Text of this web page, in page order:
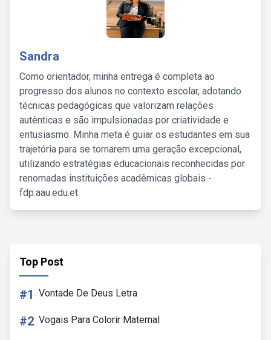
Sandra
Como orientador, minha entrega é completa ao
progresso dos alunos no contexto escolar, adotando
técnicas pedagógicas que valorizam relações
autênticas e são impulsionadas por criatividade e
entusiasmo. Minha meta é guiar os estudantes em sua
trajetória para se tornarem uma geração excepcional,
utilizando estratégias educacionais reconhecidas por
renomadas instituições acadêmicas globais -
fdp.aau.edu.et.
Top Post
#1 Vontade De Deus Letra
#2 Vogais Para Colorir Maternal